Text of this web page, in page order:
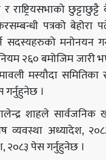
राष्ट्रियसभाको
पत्रको
सदस्यहरुको मनोनयन
नियम २६० बमोजिम
मस्यौदा
गर्नुहुनेछ ।
शाहले सार्वजनिक
व्यवस्था अध्यादेश,
२०८३ पेस गर्नुहुनेछ ।